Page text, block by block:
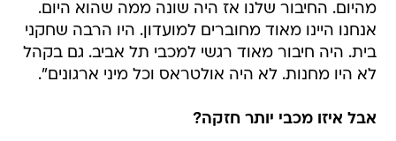
מהיום. החיבור שלנו אז היה שונה ממה שהוא היום.
אנחנו היינו מאוד מחוברים למועדון. היו הרבה שחקני
בית. היה חיבור מאוד רגשי למכבי תל אביב. גם בקהל
לא היו מחנות. לא היה אולטראס וכל מיני ארגונים".
אבל איזו מכבי יותר חזקה?